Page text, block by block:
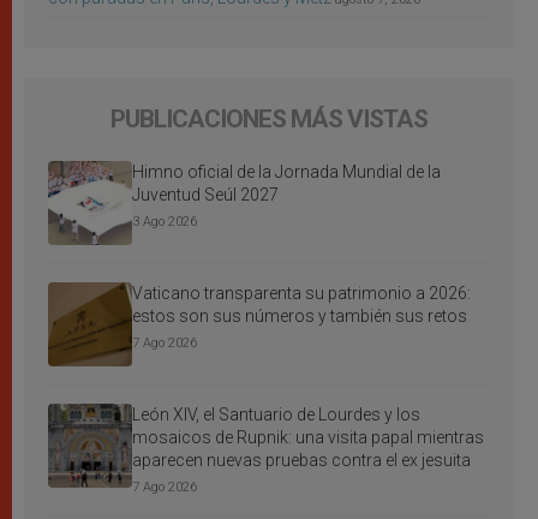
PUBLICACIONES MÁS VISTAS
Himno oficial de la Jornada Mundial de la
Juventud Seúl 2027
3 Ago 2026
Vaticano transparenta su patrimonio a 2026:
estos son sus números y también sus retos
7 Ago 2026
León XIV, el Santuario de Lourdes y los
mosaicos de Rupnik: una visita papal mientras
aparecen nuevas pruebas contra el ex jesuita
7 Ago 2026